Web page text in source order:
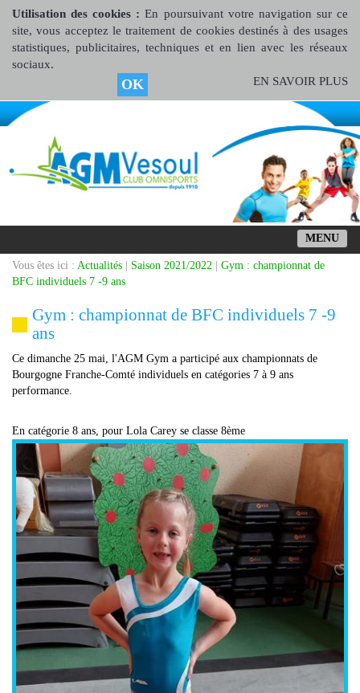
Utilisation des cookies :En poursuivant votre navigation sur ce
site, vous acceptez le traitement de cookies destinés à des usages
statistiques, publicitaires, techniques et en lien avec les réseaux
sociaux.
OK EN SAVOIR PLUS
MENU
Vous êtes ici : Actualités Saison 2021/2022
Gym : championnat de
BFC individuels 7 -9 ans
Gym : championnat de BFC individuels 7 -9
ans
Ce dimanche 25 mai, l'AGM Gym a participé aux championnats de
Bourgogne Franche-Comté individuels en catégories 7 à 9 ans
performance.
En catégorie 8 ans, pour Lola Carey se classe 8ème